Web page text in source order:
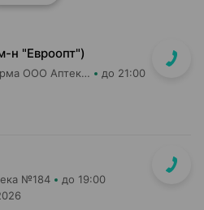
н "Евроопт")
Планета Здоровья КосмоФарма ООО Аптека №1 до 21:00
№184 до 19:00